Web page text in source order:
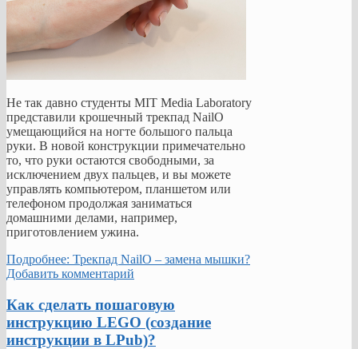
Не так давно студенты MIT Media Laboratory
представили крошечный трекпад NailO
умещающийся на ногте большого пальца
руки. В новой конструкции примечательно
то, что руки остаются свободными, за
исключением двух пальцев, и вы можете
управлять компьютером, планшетом или
телефоном продолжая заниматься
домашними делами, например,
приготовлением ужина.
Подробнее: Трекпад NailO – замена мышки?
Добавить комментарий
Как сделать пошаговую
инструкцию LEGO (создание
инструкции в LPub)?